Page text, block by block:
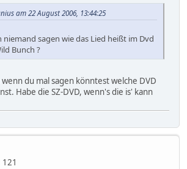
am 22 August 2006, 13:44:25
niemand sagen wie das Lied heißt im Dvd
Bunch ?
du mal sagen könntest welche DVD
Habe die SZ-DVD, wenn's die is' kann